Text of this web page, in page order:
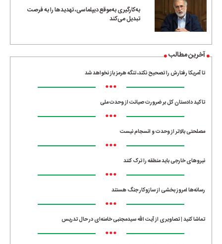
به‌کارگیری به‌موقع دیپلماسی، تهدیدها را به فرصت
تبدیل می‌کند
آخرین مطالب
تا آمریکا رفتارش را تصحیح نکند، تنگه هرمز باز نخواهد شد
•••
تاکید دادستان کل بر ضرورت صیانت از وحدت ملی
•••
مصلحتی بالاتر از وحدت و انسجام نیست
•••
نیروهای خارجی باید منطقه را ترک کنند
•••
رسانه‌ها امروز بخشی از سازوکار جنگ هستند
•••
تماشا کنید | تصاویری از آیت الله سیدمجتبی خامنه‌ای در حال تدریس
•••